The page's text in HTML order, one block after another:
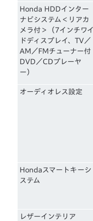
Honda HDDインター
ナビシステム＜リアカ
メラ付＞（7インチワイ
ドディスプレイ、TV／
AM／FMチューナー付
DVD／CDプレーヤ
ー）
オーディオレス設定
Hondaスマートキーシ
ステム
レザーインテリア